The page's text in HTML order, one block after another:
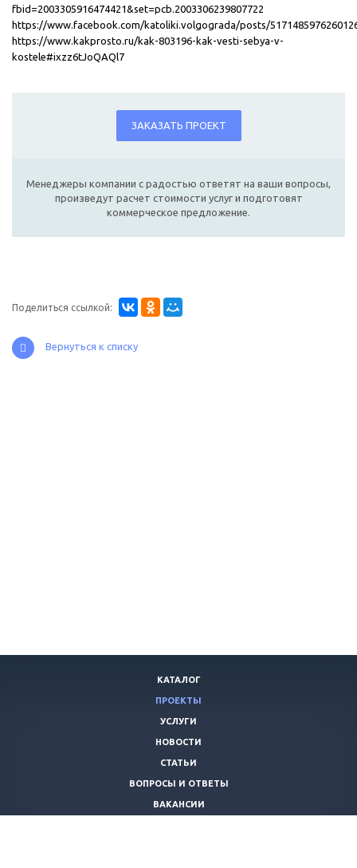
fbid=2003305916474421&set=pcb.2003306239807722
https://www.facebook.com/katoliki.volgograda/posts/
https://www.kakprosto.ru/kak-803196-kak-vesti-sebya-v-
kostele#ixzz6tJoQAQl7
ЗАКАЗАТЬ ПРОЕКТ
Менеджеры компании с радостью ответят на ваши вопросы,
произведут расчет стоимости услуг и подготовят
коммерческое предложение.
Поделиться ссылкой:
Вернуться к списку
КАТАЛОГ
ПРОЕКТЫ
УСЛУГИ
НОВОСТИ
СТАТЬИ
ВОПРОСЫ И ОТВЕТЫ
ВАКАНСИИ